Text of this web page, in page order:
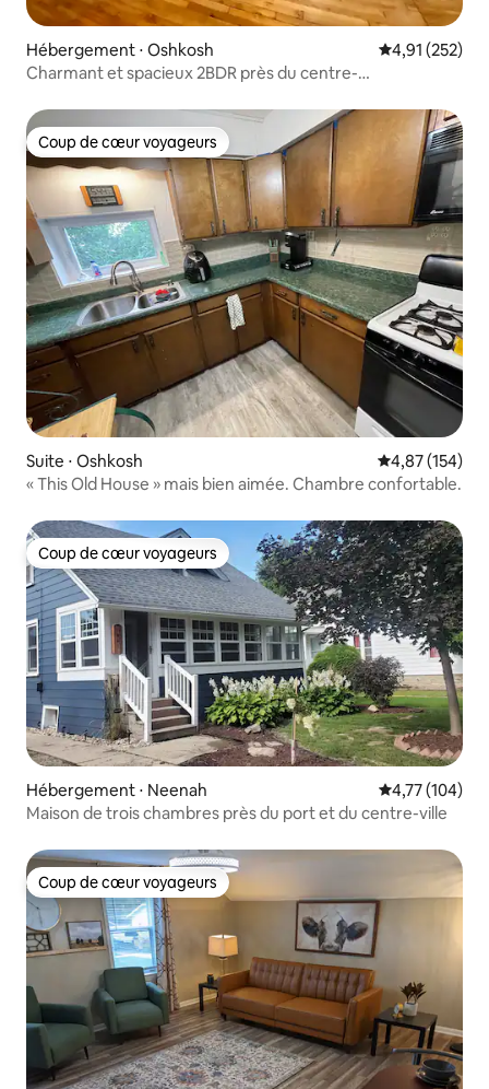
Hébergement ⋅ Oshkosh Évaluation
4,91 (252)
Charmant et spacieux 2BDR près du centre-
Coup de cœur voyageurs
Coup de cœur voyageurs
Suite ⋅ Oshkosh Évaluation
4,87 (154)
« This Old House » mais bien aimée. Chambre confortable.
Coup de cœur voyageurs
Coup de cœur voyageurs
Hébergement ⋅ Neenah Évaluation
4,77 (104)
Maison de trois chambres près du port et du centre-ville
Coup de cœur voyageurs
Coup de cœur voyageurs